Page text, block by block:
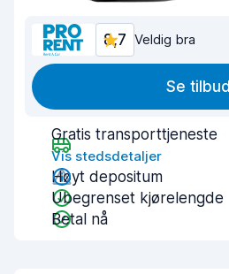
8,7 Veldig bra
Se tilbud
Gratis transporttjeneste
Vis stedsdetaljer
Høyt depositum
Ubegrenset kjørelengde
Betal nå